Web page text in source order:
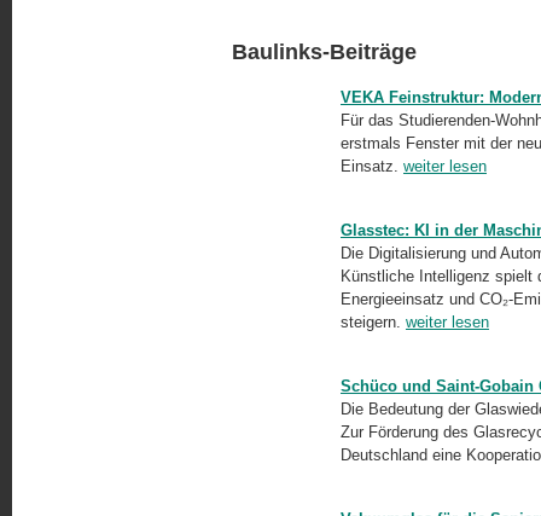
Baulinks-Beiträge
VEKA Feinstruktur:
Für das Studierenden-
erstmals Fenster mit der
Einsatz. weiter lesen
Glasstec: KI in der
Die Digitalisierung und
Künstliche Intelligenz spielt
Energieeinsatz und CO₂-
steigern. weiter lesen
Schüco und Saint-Gobain
Die Bedeutung der
Zur Förderung des
Deutschland eine